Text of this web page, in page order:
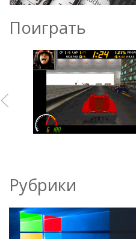
Поиграть
Рубрики